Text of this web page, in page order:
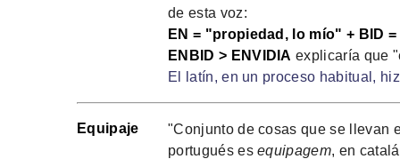
de esta voz:
EN = "propiedad, lo mío" + BID
ENBID > ENVIDIA explicaría que
El latín, en un proceso habitual,
Equipaje
"Conjunto de cosas que se llevan
portugués esequipagem, en